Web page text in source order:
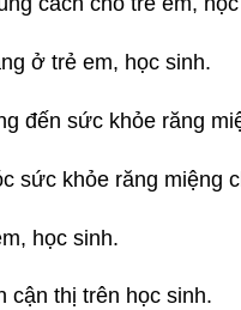
ở trẻ em, học sinh.
đến sức khỏe răng
sức khỏe răng miệng
học sinh.
cận thị trên học sinh.